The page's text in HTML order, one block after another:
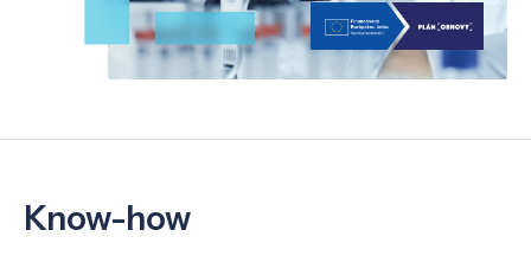
Know-how